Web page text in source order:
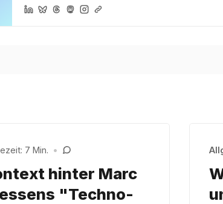
7 Min. •
hinter Marc
"Techno-